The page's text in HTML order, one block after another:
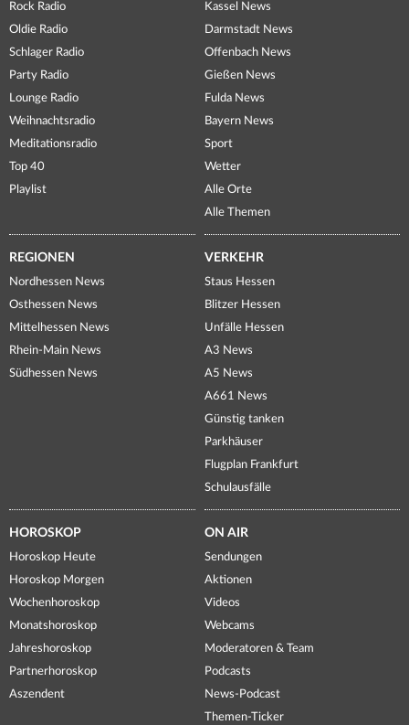
Rock Radio
Oldie Radio
Schlager Radio
Party Radio
Lounge Radio
Weihnachtsradio
Meditationsradio
Top 40
Playlist
Kassel News
Darmstadt News
Offenbach News
Gießen News
Fulda News
Bayern News
Sport
Wetter
Alle Orte
Alle Themen
REGIONEN
Nordhessen News
Osthessen News
Mittelhessen News
Rhein-Main News
Südhessen News
VERKEHR
Staus Hessen
Blitzer Hessen
Unfälle Hessen
A3 News
A5 News
A661 News
Günstig tanken
Parkhäuser
Flugplan Frankfurt
Schulausfälle
HOROSKOP
Horoskop Heute
Horoskop Morgen
Wochenhoroskop
Monatshoroskop
Jahreshoroskop
Partnerhoroskop
Aszendent
ON AIR
Sendungen
Aktionen
Videos
Webcams
Moderatoren & Team
Podcasts
News-Podcast
Themen-Ticker